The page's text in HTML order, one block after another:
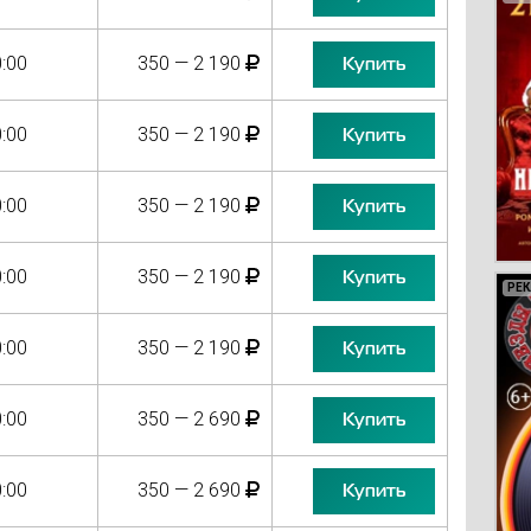
350 — 2 190 Купить
350 — 2 190 Купить
350 — 2 190 Купить
350 — 2 190 Купить
350 — 2 190 Купить
350 — 2 690 Купить
350 — 2 690 Купить